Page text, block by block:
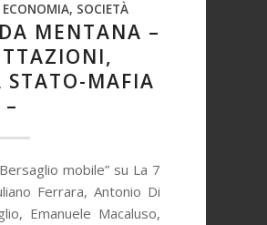
SOCIETÀ
MENTANA –
STATO-MAFIA
–
mobile” su La 7
Ferrara, Antonio Di
Emanuele Macaluso,